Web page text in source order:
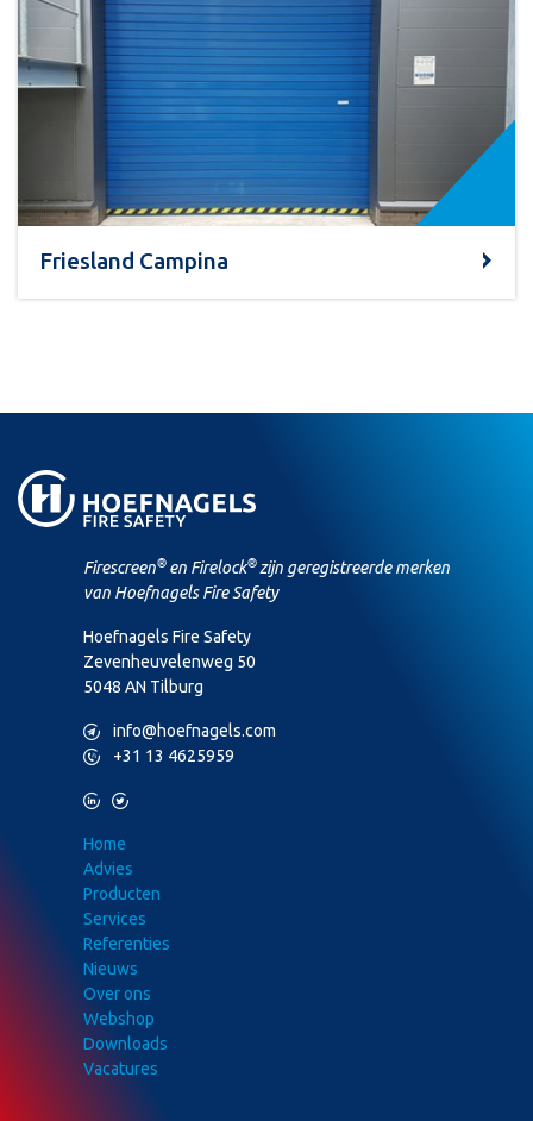
Friesland Campina
Firescreen® en Firelock® zijn geregistreerde merken
van Hoefnagels Fire Safety
Hoefnagels Fire Safety
Zevenheuvelenweg 50
5048 AN Tilburg
M info@hoefnagels.com
P +31 13 4625959
L T
Home
Advies
Producten
Services
Referenties
Nieuws
Over ons
Webshop
Downloads
Vacatures